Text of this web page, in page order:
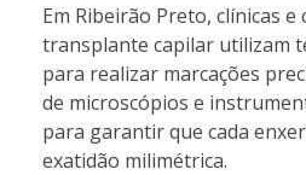
Em Ribeirão Preto, clínicas
transplante capilar utilizam
para realizar marcações
de microscópios e
para garantir que cada
exatidão milimétrica.